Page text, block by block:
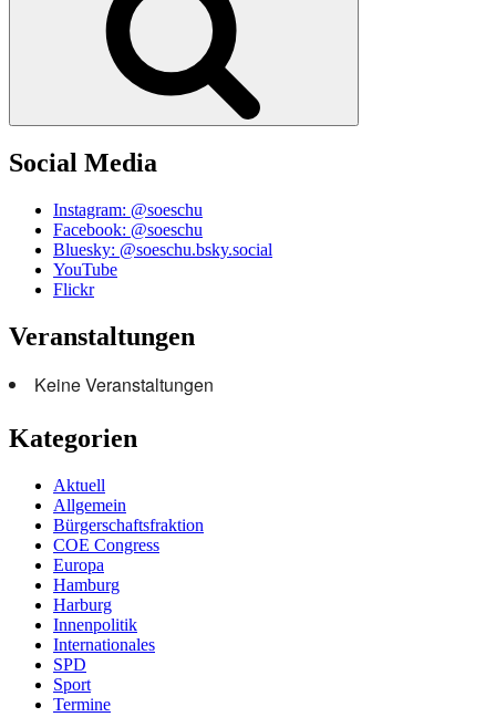
Social Media
Instagram: @soeschu
Facebook: @soeschu
Bluesky: @soeschu.bsky.social
YouTube
Flickr
Veranstaltungen
Keine Veranstaltungen
Kategorien
Aktuell
Allgemein
Bürgerschaftsfraktion
COE Congress
Europa
Hamburg
Harburg
Innenpolitik
Internationales
SPD
Sport
Termine